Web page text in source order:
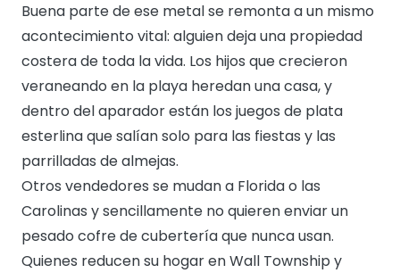
Buena parte de ese metal se remonta a un mismo
acontecimiento vital: alguien deja una propiedad
costera de toda la vida. Los hijos que crecieron
veraneando en la playa heredan una casa, y
dentro del aparador están los juegos de plata
esterlina que salían solo para las fiestas y las
parrilladas de almejas.
Otros vendedores se mudan a Florida o las
Carolinas y sencillamente no quieren enviar un
pesado cofre de cubertería que nunca usan.
Quienes reducen su hogar en Wall Township y